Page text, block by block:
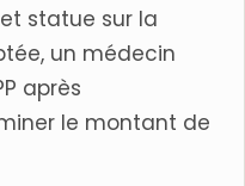
statue sur la
un médecin
après
le montant de